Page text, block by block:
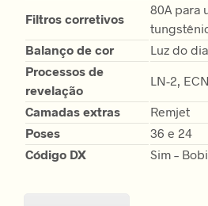
Filtros corretivos
80A para
Balanço de cor
Luz do
Processos de
revelação
LN-2,
Camadas extras
Remjet
Poses
36 e 24
Código DX
Sim –